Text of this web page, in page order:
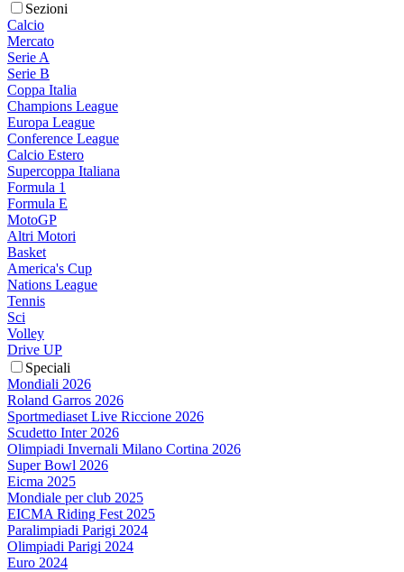
Sezioni
Calcio
Mercato
Serie A
Serie B
Coppa Italia
Champions League
Europa League
Conference League
Calcio Estero
Supercoppa Italiana
Formula 1
Formula E
MotoGP
Altri Motori
Basket
America's Cup
Nations League
Tennis
Sci
Volley
Drive UP
Speciali
Mondiali 2026
Roland Garros 2026
Sportmediaset Live Riccione 2026
Scudetto Inter 2026
Olimpiadi Invernali Milano Cortina 2026
Super Bowl 2026
Eicma 2025
Mondiale per club 2025
EICMA Riding Fest 2025
Paralimpiadi Parigi 2024
Olimpiadi Parigi 2024
Euro 2024